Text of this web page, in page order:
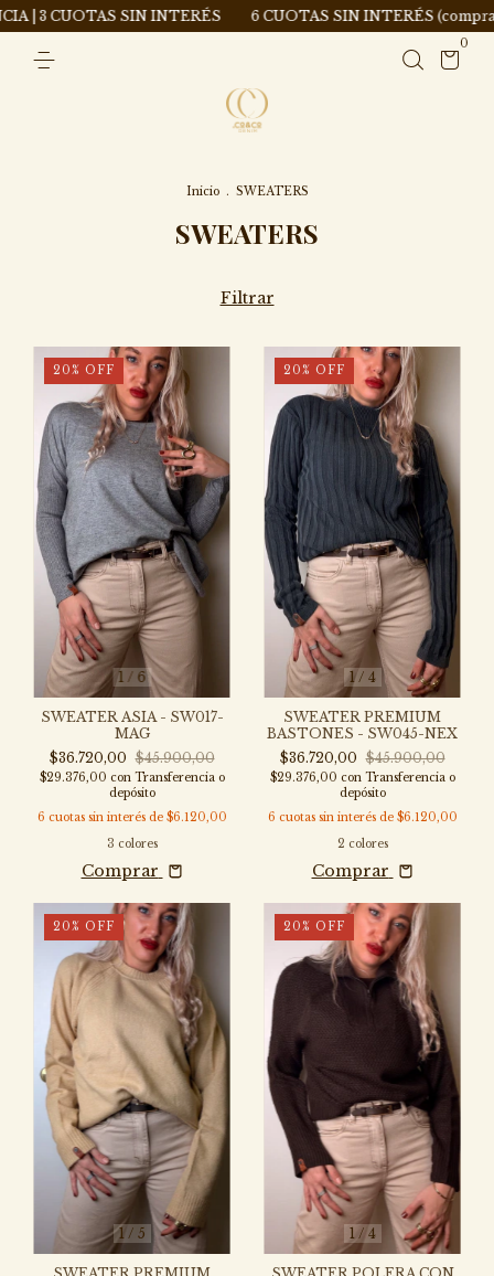
SIN INTERÉS 6 CUOTAS SIN INTERÉS (compras superiores a
0
Inicio . SWEATERS
SWEATERS
Filtrar
1 / 6
20% OFF
SWEATER ASIA - SW017-
MAG
$36.720,00 $45.900,00
$29.376,00 con Transferencia o
depósito
6 cuotas sin interés de $6.120,00
3 colores
Comprar
1/ 4
20% OFF
SWEATER PREMIUM
BASTONES - SW045-NEX
$36.720,00 $45.900,00
$29.376,00 con Transferencia o
depósito
6 cuotas sin interés de $6.120,00
2 colores
Comprar
1 / 5
20% OFF
1/4
20% OFF